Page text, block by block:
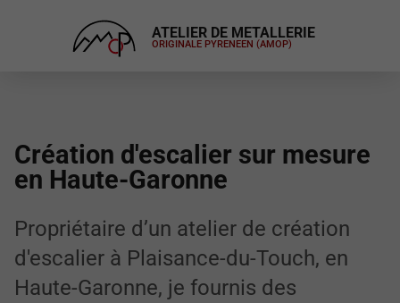
ATELIER DE METALLERIE
ORIGINALE PYRENEEN (AMOP)
Création d'escalier sur mesure
en Haute-Garonne
Propriétaire d’un atelier de création
d'escalier à Plaisance-du-Touch, en
Haute-Garonne, je fournis des